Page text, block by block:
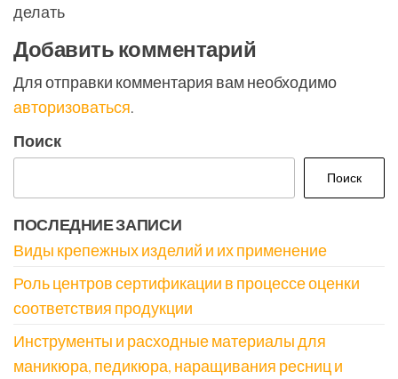
делать
Добавить комментарий
Для отправки комментария вам необходимо
авторизоваться.
Поиск
Поиск
ПОСЛЕДНИЕ ЗАПИСИ
Виды крепежных изделий и их применение
Роль центров сертификации в процессе оценки
соответствия продукции
Инструменты и расходные материалы для
маникюра, педикюра, наращивания ресниц и